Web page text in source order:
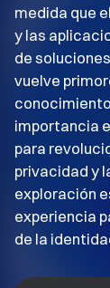
medida que
y las
de
vuelve
importancia
para
privacidad y
exploración
experiencia
de la